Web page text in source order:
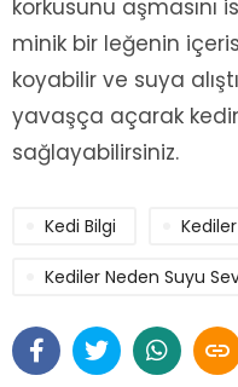

korkusunu aşmasını
minik bir leğenin
koyabilir ve suya
yavaşça açarak
sağlayabilirsiniz.
Kedi Bilgi
Kediler Neden Suyu